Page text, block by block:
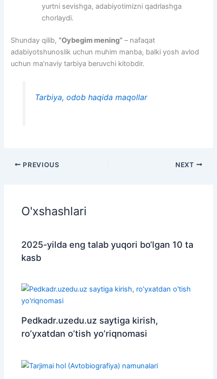
yurtni sevishga, adabiyotimizni qadrlashga
chorlaydi.
Shunday qilib, “Oybegim mening” – nafaqat
adabiyotshunoslik uchun muhim manba, balki yosh avlod
uchun ma’naviy tarbiya beruvchi kitobdir.
Tarbiya, odob haqida maqollar
PREVIOUS NEXT
O'xshashlari
2025-yilda eng talab yuqori bo‘lgan 10 ta
kasb
Pedkadr.uzedu.uz saytiga kirish,
ro’yxatdan o’tish yo’riqnomasi